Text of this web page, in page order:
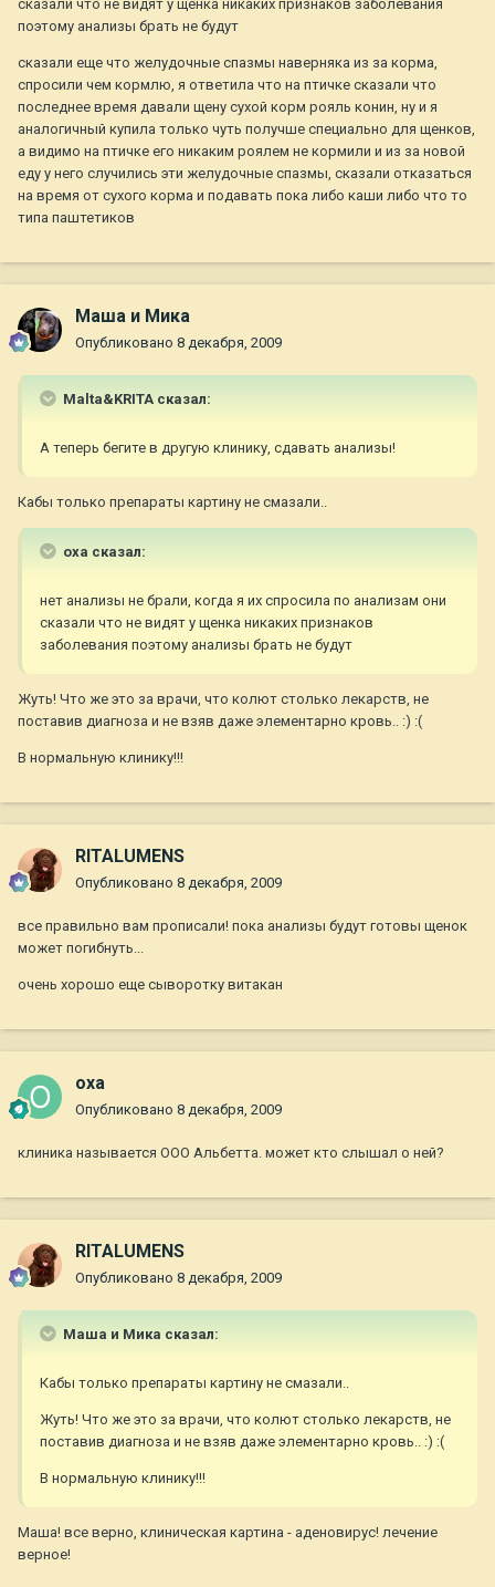
сказали что не видят у щенка никаких признаков заболевания
поэтому анализы брать не будут
сказали еще что желудочные спазмы наверняка из за корма,
спросили чем кормлю, я ответила что на птичке сказали что
последнее время давали щену сухой корм рояль конин, ну и я
аналогичный купила только чуть получше специально для щенков,
а видимо на птичке его никаким роялем не кормили и из за новой
еду у него случились эти желудочные спазмы, сказали отказаться
на время от сухого корма и подавать пока либо каши либо что то
типа паштетиков
Маша и Мика
Опубликовано 8 декабря, 2009
Malta&KRITA сказал:
А теперь бегите в другую клинику, сдавать анализы!
Кабы только препараты картину не смазали..
oxa сказал:
нет анализы не брали, когда я их спросила по анализам они
сказали что не видят у щенка никаких признаков
заболевания поэтому анализы брать не будут
Жуть! Что же это за врачи, что колют столько лекарств, не
поставив диагноза и не взяв даже элементарно кровь.. :) :(
В нормальную клинику!!!
RITALUMENS
Опубликовано 8 декабря, 2009
все правильно вам прописали! пока анализы будут готовы щенок
может погибнуть...
очень хорошо еще сыворотку витакан
oxa
Опубликовано 8 декабря, 2009
клиника называется ООО Альбетта. может кто слышал о ней?
RITALUMENS
Опубликовано 8 декабря, 2009
Маша и Мика сказал:
Кабы только препараты картину не смазали..
Жуть! Что же это за врачи, что колют столько лекарств, не
поставив диагноза и не взяв даже элементарно кровь.. :) :(
В нормальную клинику!!!
Маша! все верно, клиническая картина - аденовирус! лечение
верное!